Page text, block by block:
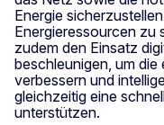
Energie
Energieressourcen zu
zudem den Einsatz
beschleunigen, um
verbessern und
gleichzeitig eine
unterstützen.